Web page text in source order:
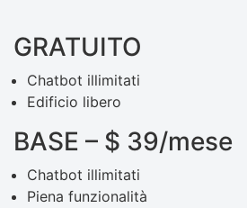
GRATUITO
Chatbot illimitati
Edificio libero
BASE – $ 39/mese
Chatbot illimitati
Piena funzionalità